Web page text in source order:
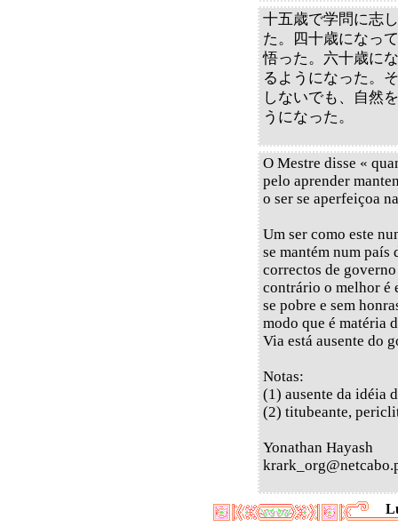
十五歳で学問に志
た。四十歳になっ
悟った。六十歳に
るようになった。
しないでも、自然
うになった。
O Mestre disse «
pelo aprender
o ser se aperfeiçoa
Um ser como este
se mantém num
correctos de
contrário o melhor é
se pobre e sem
modo que é matéria
Via está ausente do
Notas:
(1) ausente da idéia
(2) titubeante,
Yonathan Hayash